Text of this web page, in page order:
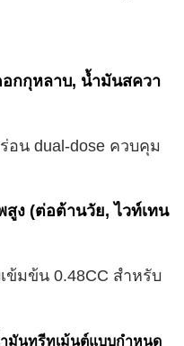
กกุหลาบ, น้ำมันสควา
อน dual-dose ควบคุม
ง (ต่อต้านวัย, ไวท์เทน
ข้มข้น 0.48CC สำหรับ
มันทรีทเม้นต์แบบกำหนด